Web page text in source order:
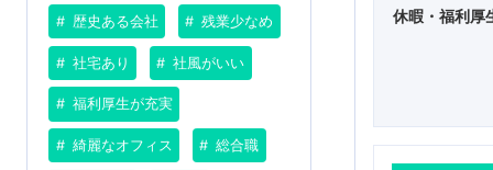
歴史ある会社 残業少なめ
社宅あり 社風がいい
福利厚生が充実
綺麗なオフィス 総合職
休暇・福利厚